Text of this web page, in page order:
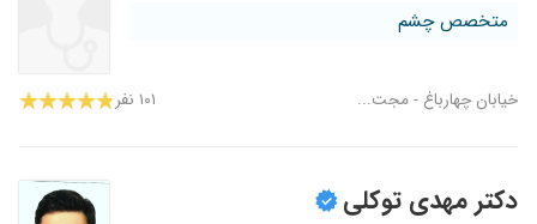
متخصص چشم
خیابان چهارباغ - مجت... ۱۰۱ نفر
دکتر مهدی توکلی